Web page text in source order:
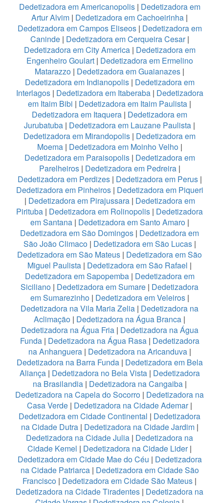
Dedetizadora em Americanopolis | Dedetizadora em
Artur Alvim | Dedetizadora em Cachoeirinha |
Dedetizadora em Campos Eliseos | Dedetizadora em
Caninde| Dedetizadora em Cerqueira Cesar|
Dedetizadora em City America | Dedetizadora em
Engenheiro Goulart | Dedetizadora em Ermelino
Matarazzo | Dedetizadora em Guaianazes |
Dedetizadora em Indianopolis| Dedetizadora em
Interlagos| Dedetizadora em Itaberaba| Dedetizadora
em Itaim Bibi | Dedetizadora em Itaim Paulista |
Dedetizadora em Itaquera | Dedetizadora em
Jurubatuba | Dedetizadora em Lauzane Paulista |
Dedetizadora em Mirandopolis | Dedetizadora em
Moema| Dedetizadora em Moinho Velho |
Dedetizadora em Paraisopolis| Dedetizadora em
Parelheiros| Dedetizadora em Pedreira|
Dedetizadora em Perdizes| Dedetizadora em Perus|
Dedetizadora em Pinheiros| Dedetizadora em Piqueri
| Dedetizadora em Pirajussara| Dedetizadora em
Pirituba | Dedetizadora em Rolinopolis | Dedetizadora
em Santana| Dedetizadora em Santo Amaro|
Dedetizadora em São Domingos | Dedetizadora em
São João Climaco| Dedetizadora em São Lucas|
Dedetizadora em São Mateus | Dedetizadora em São
Miguel Paulista | Dedetizadora em São Rafael |
Dedetizadora em Sapopemba | Dedetizadora em
Siciliano | Dedetizadora em Sumare | Dedetizadora
em Sumarezinho| Dedetizadora em Veleiros|
Dedetizadora na Vila Maria Zelia | Dedetizadora na
Aclimação | Dedetizadora na Água Branca |
Dedetizadora na Água Fria| Dedetizadora na Água
Funda| Dedetizadora na Água Rasa | Dedetizadora
na Anhanguera| Dedetizadora na Aricanduva|
Dedetizadora na Barra Funda | Dedetizadora em Bela
Aliança | Dedetizadora no Bela Vista| Dedetizadora
na Brasilandia| Dedetizadora na Cangaiba|
Dedetizadora na Capela do Socorro | Dedetizadora na
Casa Verde | Dedetizadora na Cidade Ademar|
Dedetizadora em Cidade Continental | Dedetizadora
na Cidade Dutra | Dedetizadora na Cidade Jardim|
Dedetizadora na Cidade Julia | Dedetizadora na
Cidade Kemel | Dedetizadora na Cidade Lider|
Dedetizadora em Cidade Mae do Céu | Dedetizadora
na Cidade Patriarca| Dedetizadora em Cidade São
Francisco | Dedetizadora em Cidade São Mateus |
Dedetizadora na Cidade Tiradentes | Dedetizadora na